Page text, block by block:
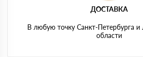
ДОСТАВКА
В любую точку Санкт-Петербурга и
области